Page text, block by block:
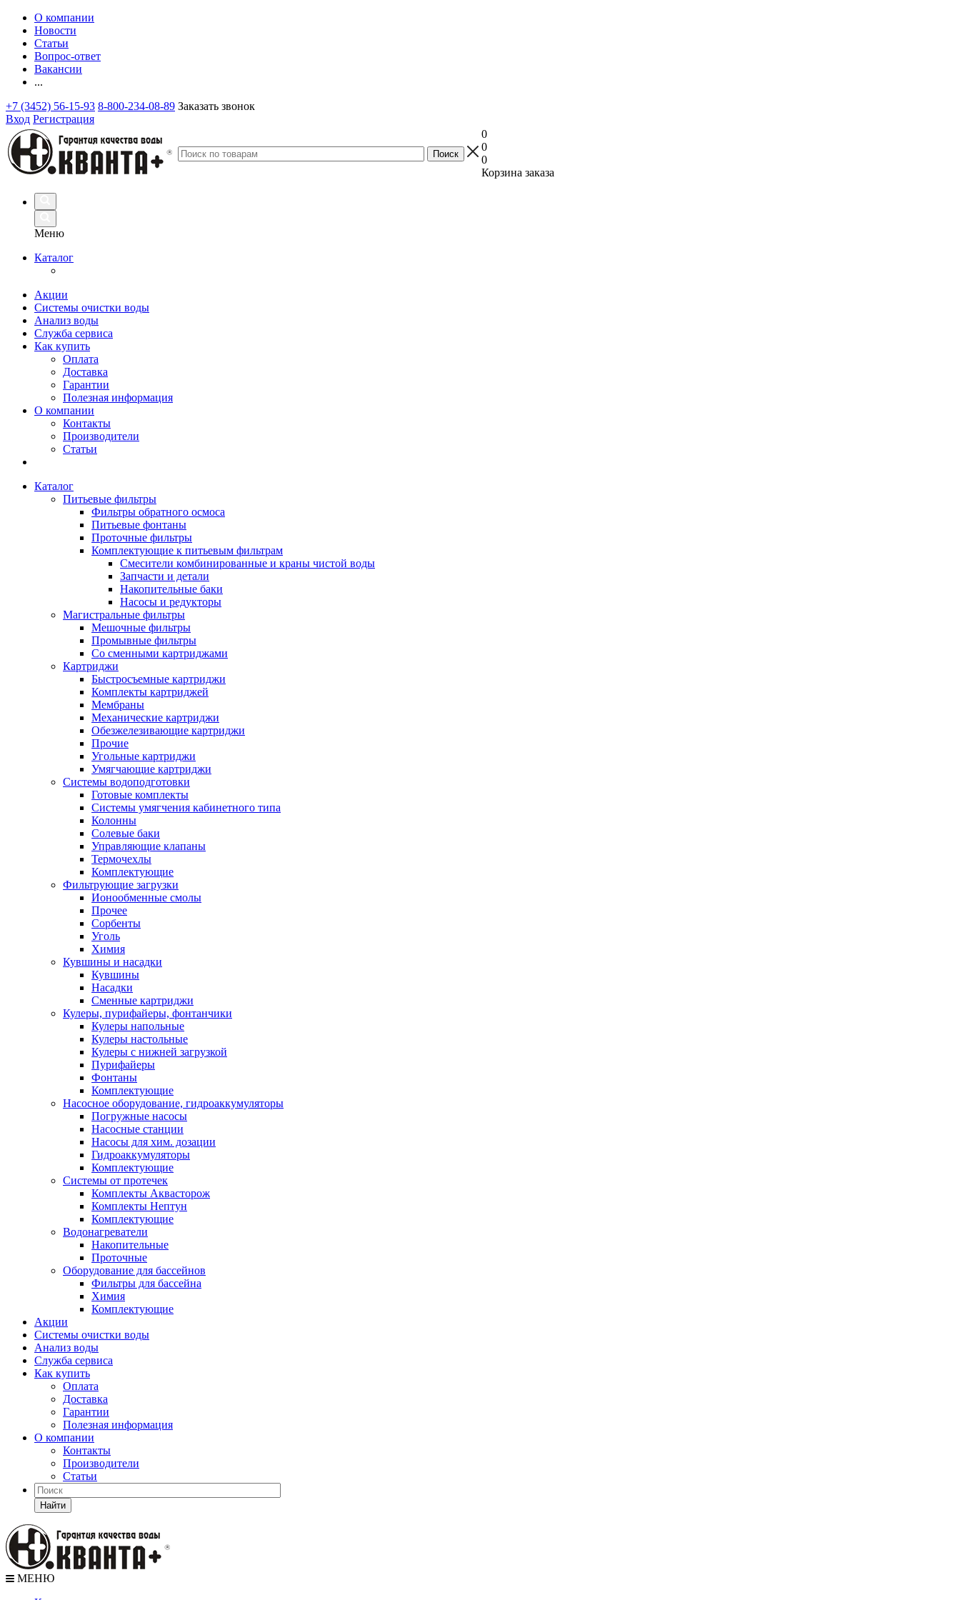
О компании
Новости
Статьи
Вопрос-ответ
Вакансии
...
+7 (3452) 56-15-93 8-800-234-08-89 Заказать звонок
Вход Регистрация
0
0
0
Корзина заказа
Меню
Каталог
Акции
Системы очистки воды
Анализ воды
Служба сервиса
Как купить
Оплата
Доставка
Гарантии
Полезная информация
О компании
Контакты
Производители
Статьи
Каталог
Питьевые фильтры
Фильтры обратного осмоса
Питьевые фонтаны
Проточные фильтры
Комплектующие к питьевым фильтрам
Смесители комбинированные и краны чистой воды
Запчасти и детали
Накопительные баки
Насосы и редукторы
Магистральные фильтры
Мешочные фильтры
Промывные фильтры
Со сменными картриджами
Картриджи
Быстросъемные картриджи
Комплекты картриджей
Мембраны
Механические картриджи
Обезжелезивающие картриджи
Прочие
Угольные картриджи
Умягчающие картриджи
Системы водоподготовки
Готовые комплекты
Системы умягчения кабинетного типа
Колонны
Солевые баки
Управляющие клапаны
Термочехлы
Комплектующие
Фильтрующие загрузки
Ионообменные смолы
Прочее
Сорбенты
Уголь
Химия
Кувшины и насадки
Кувшины
Насадки
Сменные картриджи
Кулеры, пурифайеры, фонтанчики
Кулеры напольные
Кулеры настольные
Кулеры с нижней загрузкой
Пурифайеры
Фонтаны
Комплектующие
Насосное оборудование, гидроаккумуляторы
Погружные насосы
Насосные станции
Насосы для хим. дозации
Гидроаккумуляторы
Комплектующие
Системы от протечек
Комплекты Аквасторож
Комплекты Нептун
Комплектующие
Водонагреватели
Накопительные
Проточные
Оборудование для бассейнов
Фильтры для бассейна
Химия
Комплектующие
Акции
Системы очистки воды
Анализ воды
Служба сервиса
Как купить
Оплата
Доставка
Гарантии
Полезная информация
О компании
Контакты
Производители
Статьи
Найти
МЕНЮ